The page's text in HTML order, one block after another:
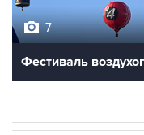
7
Фестиваль